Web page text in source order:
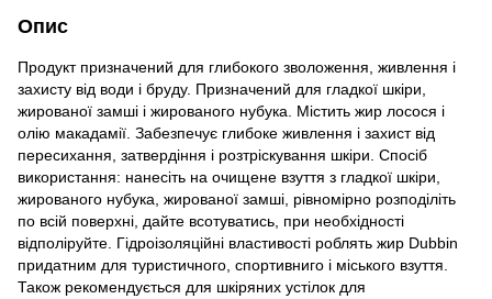
Опис
Продукт призначений для глибокого зволоження, живлення і
захисту від води і бруду. Призначений для гладкої шкіри,
жированої замші і жированого нубука. Містить жир лосося і
олію макадамії. Забезпечує глибоке живлення і захист від
пересихання, затвердіння і розтріскування шкіри. Спосіб
використання: нанесіть на очищене взуття з гладкої шкіри,
жированого нубука, жированої замші, рівномірно розподіліть
по всій поверхні, дайте всотуватись, при необхідності
відполіруйте. Гідроізоляційні властивості роблять жир Dubbin
придатним для туристичного, спортивниго і міського взуття.
Також рекомендується для шкіряних устілок для